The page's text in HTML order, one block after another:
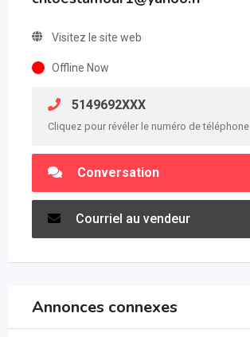
Visitez le site web
Offline Now
5149692XXX
Cliquez pour révéler le numéro de téléphone
Conversation
Courriel au vendeur
Annonces connexes